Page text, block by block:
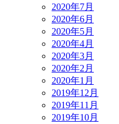
2020年7月
2020年6月
2020年5月
2020年4月
2020年3月
2020年2月
2020年1月
2019年12月
2019年11月
2019年10月